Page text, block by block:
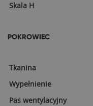
Skala H
POKROWIEC
Tkanina
Wypełnienie
Pas wentylacyjny